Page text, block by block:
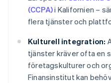
(CCPA)i Kalifornien –
flera tjänster och
Kulturell integration:
tjänster kräver ofta en
företagskulturer och
Finansinstitut kan